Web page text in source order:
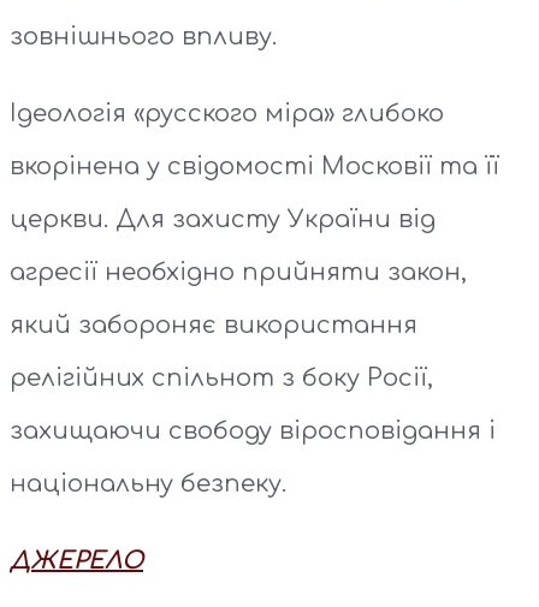
зовнішнього впливу.
Ідеологія «русского міра» глибоко
вкорінена у свідомості Московії та її
церкви. Для захисту України від
агресії необхідно прийняти закон,
який забороняє використання
релігійних спільнот з боку Росії,
захищаючи свободу віросповідання і
національну безпеку.
ДЖЕРЕЛО